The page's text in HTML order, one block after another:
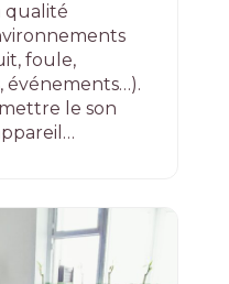
qualité
foule,
événements…).
le son